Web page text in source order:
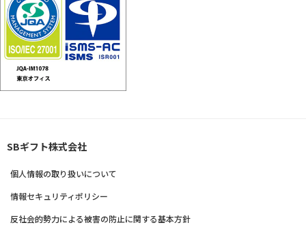
SBギフト株式会社
個人情報の取り扱いについて
情報セキュリティポリシー
反社会的勢力による被害の防止に関する基本方針